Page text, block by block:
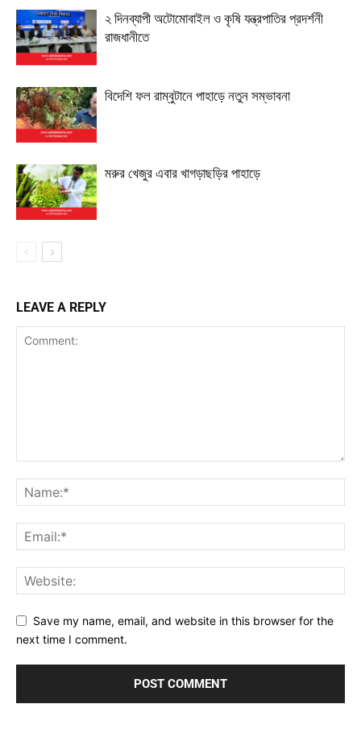
২ দিনব্যাপী অটোমোবাইল ও কৃষি যন্ত্রপাতির প্রদর্শনী
রাজধানীতে
বিদেশি ফল রাম্বুটানে পাহাড়ে নতুন সম্ভাবনা
মরুর খেজুর এবার খাগড়াছড়ির পাহাড়ে
LEAVE A REPLY
Save my name, email, and website in this browser for the
next time I comment.